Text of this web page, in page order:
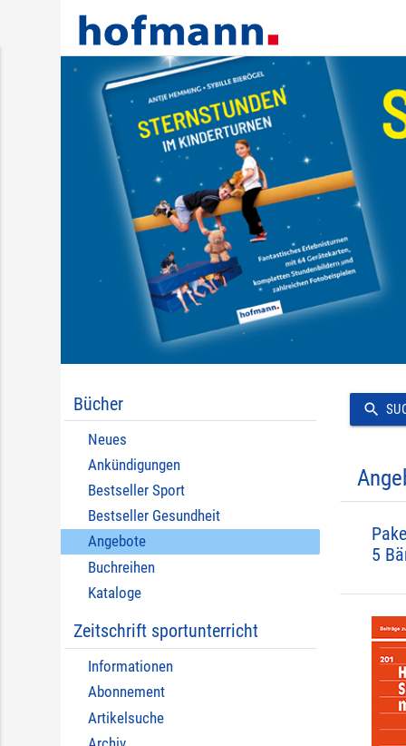
Bücher
Neues
Ankündigungen
Bestseller Sport
Bestseller Gesundheit
Angebote
Buchreihen
Kataloge
Zeitschrift sportunterricht
Informationen
Abonnement
Artikelsuche
search
5